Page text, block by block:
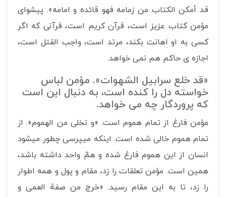
قد أمکن الکتاب من زمامه فهو قائده و امامه». پیشوای
مؤمن کتاب عزیز است، قرآن کریم است، قرآنی که اگر
کسی به او اهانت بکند، مرتد است، واجب القتل است،
اجازه ی حاکم هم نمی خواهد.
«قد خلع سرابیل الشهوات». مؤمن لباس
خواسته دل را کنده است، به دنبال این است
که پروردگار چه می خواهد.
مؤمن فارغ از تمام هموم است. «و تخلی من الهموم». از
تمام هموم خالی شده است. اینکه می­پرسی چطور می­شود
انسان از این هموم فارغ شده و همِّ واحد داشته باشد،
همین است. مؤمن تعلقات را زد، مقام و پول و همه اطوار
را زد، تا به این مقام رسید. «خرج من صفة العمی و